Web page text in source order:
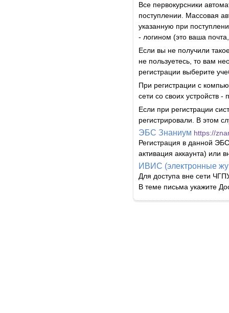
Все первокурсники
поступлении. Массовая
указанную при
- логином (это ваша
Если вы не получили
не пользуетесь, то вам
регистрации выберите
При регистрации с
сети со своих устройств
Если при регистрации
регистрировали. В этом
ЭБС Знаниум https://
Регистрация в данной
активация аккаунта) или
ИВИС (электронные
Для доступа вне сети
В теме письма укажите